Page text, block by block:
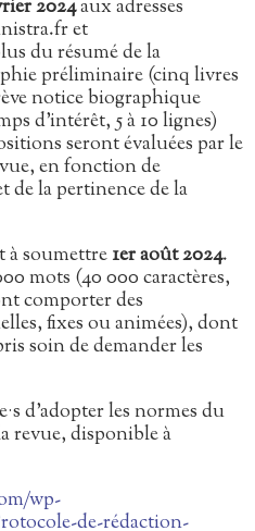
2024aux adresses
et
du résumé de la
préliminaire (cinq livres
notice biographique
d’intérêt, 5 à 10 lignes)
seront évaluées par le
en fonction de
de la pertinence de la
à soumettre1er août 2024.
mots (40 000 caractères,
comporter des
fixes ou animées), dont
soin de demander les
d’adopter les normes du
revue, disponible à
wp-
de-rédaction-